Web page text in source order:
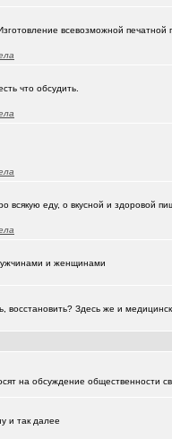
- Майя Казарина
строительные работы
RISK проектов (seter91)
многое другое ...
(qwer5523)
всевозможной
что обсудить.
всякую еду, о вкусной и здоровой
и женщинами
восстановить? Здесь же и
на обсуждение общественности
и так далее